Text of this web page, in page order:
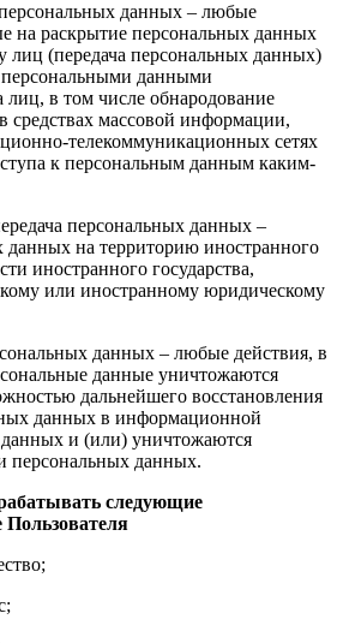
данных – любые
на раскрытие персональных данных
лиц (передача персональных данных)
данными
лиц, в том числе обнародование
средствах массовой информации,
телекоммуникационных сетях
к персональным данным каким-
персональных данных –
данных на территорию иностранного
иностранного государства,
или иностранному юридическому
данных – любые действия, в
данные уничтожаются
дальнейшего восстановления
данных в информационной
и (или) уничтожаются
персональных данных.
следующие